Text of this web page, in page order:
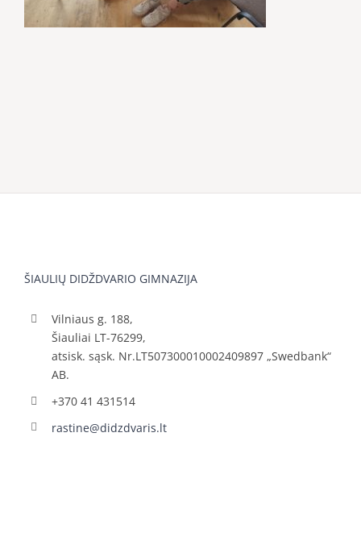
ŠIAULIŲ DIDŽDVARIO GIMNAZIJA
Vilniaus g. 188,
Šiauliai LT-76299,
atsisk. sąsk. Nr.LT507300010002409897 „Swedbank“
AB.
+370 41 431514
rastine@didzdvaris.lt